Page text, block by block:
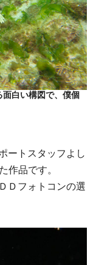
白い構図で、僕個
ートスタッフよし
作品です。
Ｄフォトコンの選